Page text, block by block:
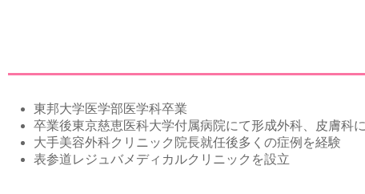
東邦大学医学部医学科卒業
卒業後東京慈恵医科大学付属病院にて形成外科、皮膚科
大手美容外科クリニック院長就任後多くの症例を経験
表参道レジュバメディカルクリニックを設立